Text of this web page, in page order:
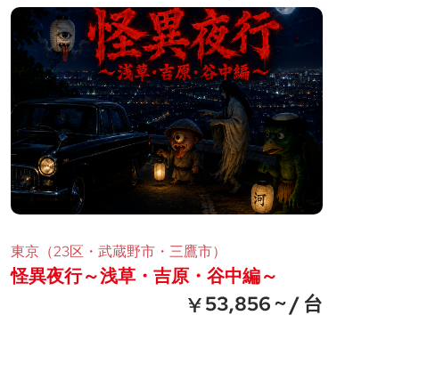
東京（23区・武蔵野市・三鷹市）
怪異夜行～浅草・吉原・谷中編～
53,856 ~ / 台